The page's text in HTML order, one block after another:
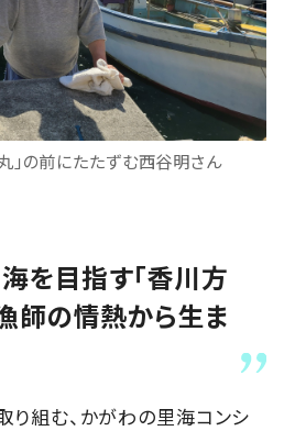
」の前にたたずむ西谷明さん
を目指す「香川方
師の情熱から生ま
り組む、かがわの里海コンシ